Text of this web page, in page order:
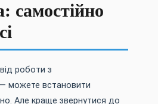
самостійно
роботи з
можете встановити
Але краще звернутися до